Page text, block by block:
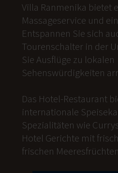
Villa Ranmenika bietet
Massageservice und
Entspannen Sie sich
Tourenschalter in der
Sie Ausflüge zu lokalen
Sehenswürdigkeiten
Das Hotel-Restaurant
internationale
Spezialitäten wie
Hotel Gerichte mit
frischen